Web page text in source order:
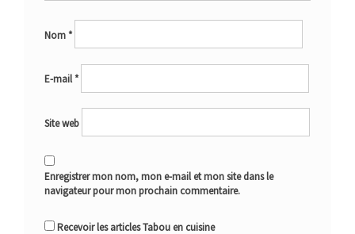
Nom*
E-mail*
Site web
Enregistrer mon nom, mon e-mail et mon site dans le
navigateur pour mon prochain commentaire.
Recevoir les articles Tabou en cuisine